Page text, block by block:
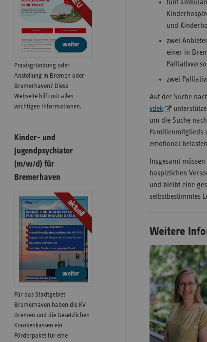
fünf
und
zwei
einer in
zwei
Auf der Suche
vdek
um die Suche
Familienmitglieds
emotional
Insgesamt
hospizlichen
und bleibt eine
selbstbestimmtes
Weitere
weiter
Praxisgründung oder
Anstellung in Bremen oder
Bremerhaven? Diese
Webseite hilft mit allen
wichtigen Informationen.
Kinder- und
Jugendpsychiater
(m/w/d) für
Bremerhaven
aktuell
weiter
Für das Stadtgebiet
Bremerhaven haben die KV
Bremen und die Gesetzlichen
Krankenkassen ein
Förderpaket für eine